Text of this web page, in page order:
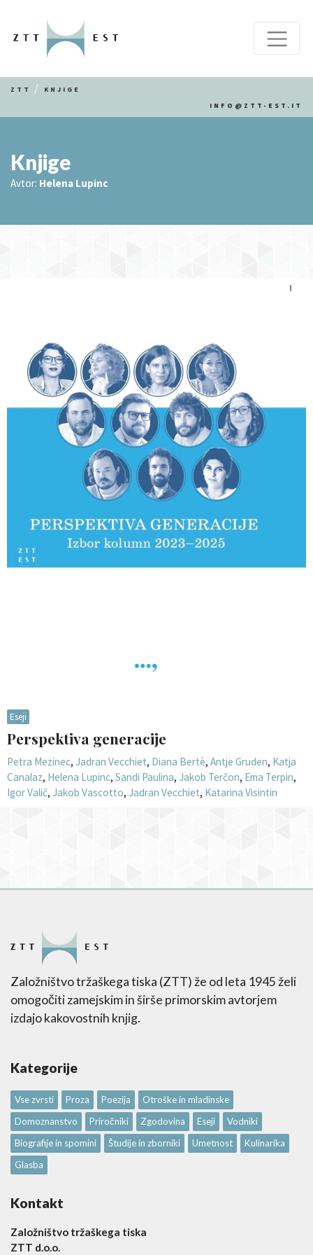
ZTT
KNJIGE
INFO@ZTT-EST.IT
Knjige
Avtor: Helena Lupinc
Eseji
Perspektiva generacije
Petra Mezinec, Jadran Vecchiet, Diana Bertè, Antje Gruden, Katja
Canalaz, Helena Lupinc, Sandi Paulina, Jakob Terčon, Ema Terpin,
Igor Valič, Jakob Vascotto, Jadran Vecchiet, Katarina Visintin
Založništvo tržaškega tiska (ZTT) že od leta 1945 želi
omogočiti zamejskim in širše primorskim avtorjem
izdajo kakovostnih knjig.
Kategorije
Vse zvrsti Proza Poezija
Otroške in mladinske
Domoznanstvo
Priročniki Zgodovina Eseji
Vodniki
Biografije in spomini
Študije in zborniki Umetnost
Kulinarika
Glasba
Kontakt
Založništvo tržaškega tiska
ZTT d.o.o.